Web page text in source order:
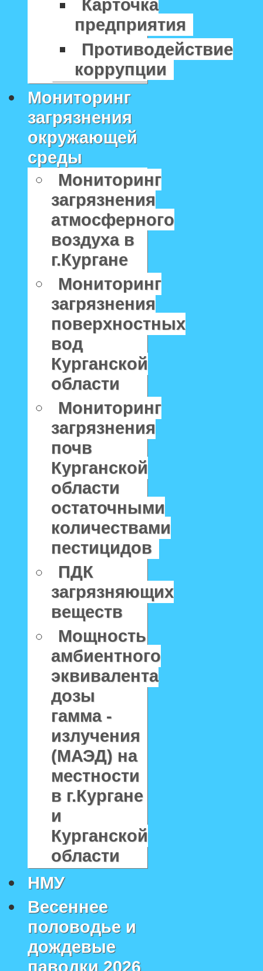
Карточка
предприятия
Противодействие
коррупции
Мониторинг
загрязнения
окружающей
среды
Мониторинг
загрязнения
атмосферного
воздуха в
г.Кургане
Мониторинг
загрязнения
поверхностных
вод
Курганской
области
Мониторинг
загрязнения
почв
Курганской
области
остаточными
количествами
пестицидов
ПДК
загрязняющих
веществ
Мощность
амбиентного
эквивалента
дозы
гамма -
излучения
(МАЭД) на
местности
в г.Кургане
и
Курганской
области
НМУ
Весеннее
половодье и
дождевые
паводки 2026